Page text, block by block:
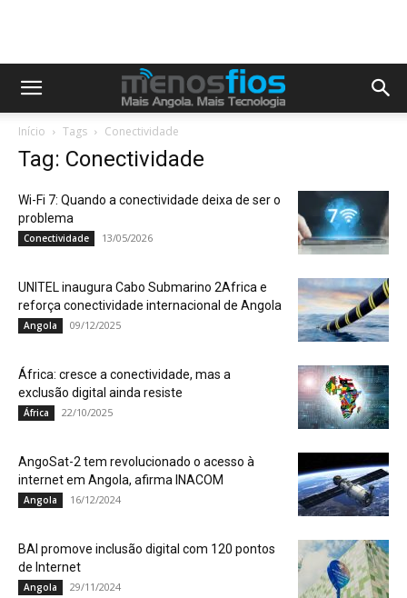
Início Tags Conectividade
Tag: Conectividade
Wi-Fi 7: Quando a conectividade deixa de ser o
problema
Conectividade 13/05/2026
UNITEL inaugura Cabo Submarino 2Africa e
reforça conectividade internacional de Angola
Angola 09/12/2025
África: cresce a conectividade, mas a
exclusão digital ainda resiste
África 22/10/2025
AngoSat-2 tem revolucionado o acesso à
internet em Angola, afirma INACOM
Angola 16/12/2024
BAI promove inclusão digital com 120 pontos
de Internet
Angola 29/11/2024